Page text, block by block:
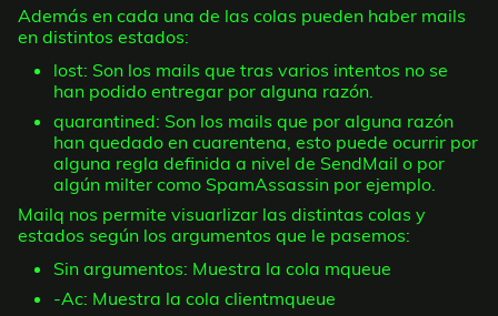
Además en cada una de las colas pueden haber mails
en distintos estados:
lost: Son los mails que tras varios intentos no se
han podido entregar por alguna razón.
quarantined: Son los mails que por alguna razón
han quedado en cuarentena, esto puede ocurrir por
alguna regla definida a nivel de SendMail o por
algún milter como SpamAssassin por ejemplo.
Mailq nos permite visuarlizar las distintas colas y
estados según los argumentos que le pasemos:
Sin argumentos: Muestra la cola mqueue
-Ac: Muestra la cola clientmqueue